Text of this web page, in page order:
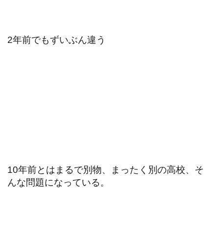
2年前でもずいぶん違う
10年前とはまるで別物、まったく別の高校、そ
んな問題になっている。